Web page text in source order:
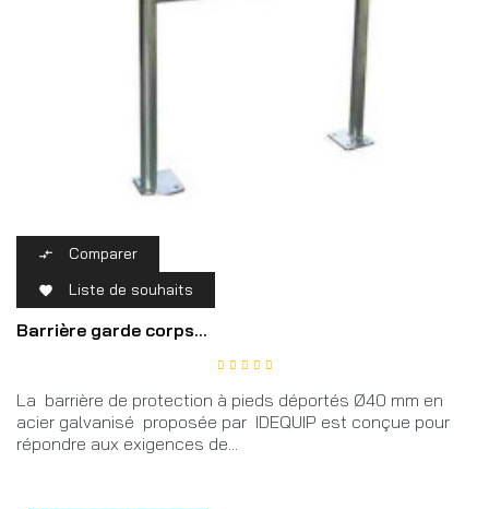
 Comparer
 Liste de souhaits
Barrière garde corps...
La barrière de protection à pieds déportés Ø40 mm en
acier galvanisé proposée par IDEQUIP est conçue pour
répondre aux exigences de...